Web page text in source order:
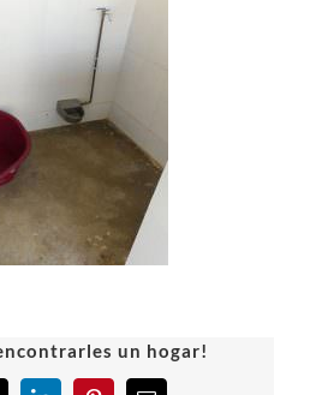
un hogar!